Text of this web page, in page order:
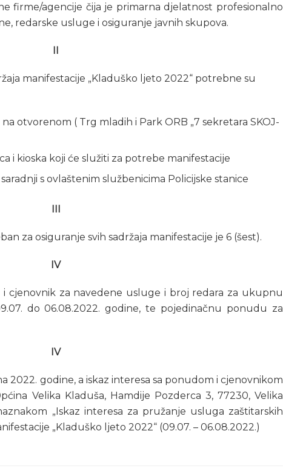
firme/agencije čija je primarna djelatnost profesionalno
redarske usluge i osiguranje javnih skupova.
II
manifestacije „Kladuško ljeto 2022“ potrebne su
otvorenom ( Trg mladih i Park ORB „7 sekretara SKOJ-
i kioska koji će služiti za potrebe manifestacije
s ovlaštenim službenicima Policijske stanice
III
za osiguranje svih sadržaja manifestacije je 6 (šest).
IV
cjenovnik za navedene usluge i broj redara za ukupnu
do 06.08.2022. godine, te pojedinačnu ponudu za
IV
2022. godine, a iskaz interesa sa ponudom i cjenovnikom
Velika Kladuša, Hamdije Pozderca 3, 77230, Velika
„Iskaz interesa za pružanje usluga zaštitarskih
„Kladuško ljeto 2022“ (09.07. – 06.08.2022.)